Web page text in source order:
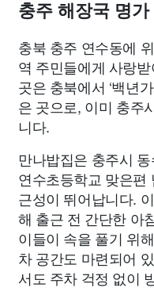
충주 해장국 명가
충북 충주 연수동에
역 주민들에게 사랑
곳은 충북에서 ‘백년
은 곳으로, 이미 충주
니다.
만나밥집은 충주시
연수초등학교 맞은편
근성이 뛰어납니다.
해 출근 전 간단한 아
이들이 속을 풀기 위
차 공간도 마련되어
서도 주차 걱정 없이